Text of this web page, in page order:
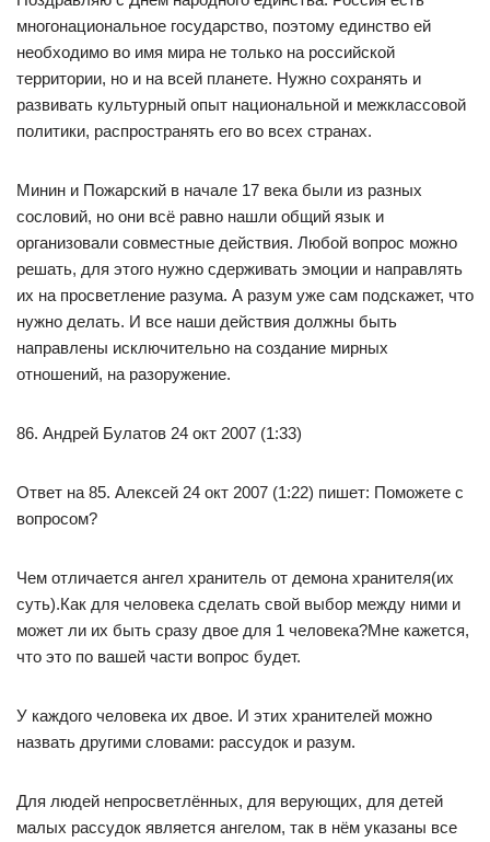
многонациональное государство, поэтому единство ей
необходимо во имя мира не только на российской
территории, но и на всей планете. Нужно сохранять и
развивать культурный опыт национальной и межклассовой
политики, распространять его во всех странах.
Минин и Пожарский в начале 17 века были из разных
сословий, но они всё равно нашли общий язык и
организовали совместные действия. Любой вопрос можно
решать, для этого нужно сдерживать эмоции и направлять
их на просветление разума. А разум уже сам подскажет, что
нужно делать. И все наши действия должны быть
направлены исключительно на создание мирных
отношений, на разоружение.
86. Андрей Булатов 24 окт 2007 (1:33)
Ответ на 85. Алексей 24 окт 2007 (1:22) пишет: Поможете с
вопросом?
Чем отличается ангел хранитель от демона хранителя(их
суть).Как для человека сделать свой выбор между ними и
может ли их быть сразу двое для 1 человека?Мне кажется,
что это по вашей части вопрос будет.
У каждого человека их двое. И этих хранителей можно
назвать другими словами: рассудок и разум.
Для людей непросветлённых, для верующих, для детей
малых рассудок является ангелом, так в нём указаны все